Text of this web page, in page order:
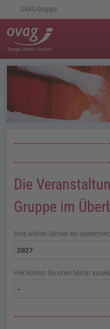
OVAG-Gruppe
Die
Gruppe im
Bitte wählen Sie hier ein
Hier können Sie einen Monat